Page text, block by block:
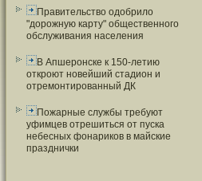
Правительство одобрило
"дорожную карту" общественного
обслуживания населения
В Апшеронске к 150-летию
откроют новейший стадион и
отремонтированный ДК
Пожарные службы требуют
уфимцев отрешиться от пуска
небесных фонариков в майские
празднички